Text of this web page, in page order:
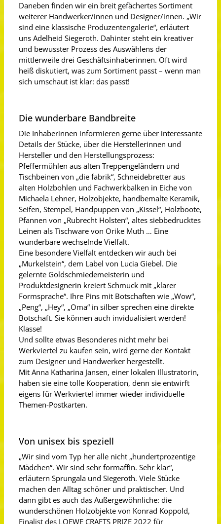
Daneben finden wir ein breit gefächertes Sortiment
weiterer Handwerker/innen und Designer/innen. „Wir
sind eine klassische Produzentengalerie“, erläutert
uns Adelheid Siegeroth. Dahinter steht ein kreativer
und bewusster Prozess des Auswählens der
mittlerweile drei Geschäftsinhaberinnen. Oft wird
heiß diskutiert, was zum Sortiment passt – wenn man
sich umschaut ist klar: das passt!
Die wunderbare Bandbreite
Die Inhaberinnen informieren gerne über interessante
Details der Stücke, über die Herstellerinnen und
Hersteller und den Herstellungsprozess:
Pfeffermühlen aus alten Treppengeländern und
Tischbeinen von „die fabrik“, Schneidebretter aus
alten Holzbohlen und Fachwerkbalken in Eiche von
Michaela Lehner, Holzobjekte, handbemalte Keramik,
Seifen, Stempel, Handpuppen von „Kissel“, Holzboote,
Pfannen von „Rubrecht Holsten“, altes siebbedrucktes
Leinen als Tischware von Orike Muth … Eine
wunderbare wechselnde Vielfalt.
Eine besondere Vielfalt entdecken wir auch bei
„Murkelstein“, dem Label von Lucia Giebel. Die
gelernte Goldschmiedemeisterin und
Produktdesignerin kreiert Schmuck mit „klarer
Formsprache“. Ihre Pins mit Botschaften wie „Wow“,
„Peng“, „Hey“, „Oma“ in silber sprechen eine direkte
Botschaft. Sie können auch invidualisiert werden!
Klasse!
Und sollte etwas Besonderes nicht mehr bei
Werkviertel zu kaufen sein, wird gerne der Kontakt
zum Designer und Handwerker hergestellt.
Mit Anna Katharina Jansen, einer lokalen Illustratorin,
haben sie eine tolle Kooperation, denn sie entwirft
eigens für Werkviertel immer wieder individuelle
Themen-Postkarten.
Von unisex bis speziell
„Wir sind vom Typ her alle nicht „hundertprozentige
Mädchen“. Wir sind sehr formaffin. Sehr klar“,
erläutern Sprungala und Siegeroth. Viele Stücke
machen den Alltag schöner und praktischer. Und
dann gibt es auch das Außergewöhnliche: die
wunderschönen Holzobjekte von Konrad Koppold,
Finalist des LOEWE CRAFTS PRIZE 2022 für